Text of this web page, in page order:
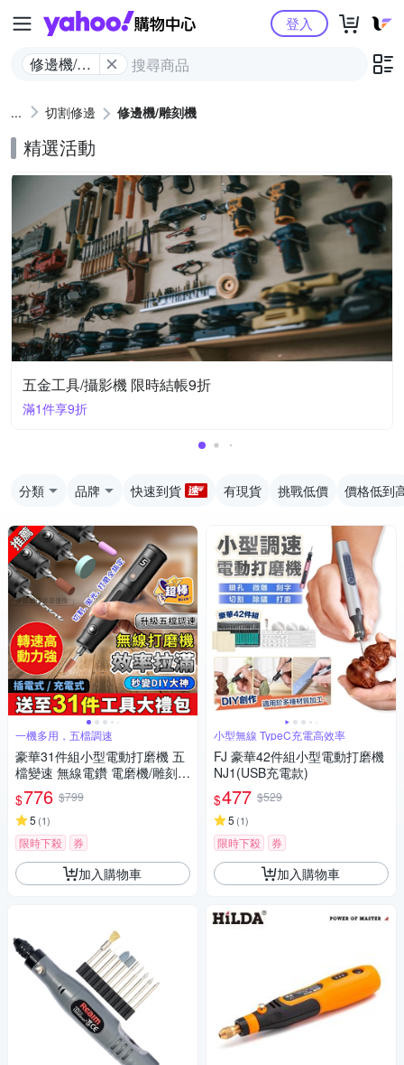
Yahoo購物中心
修邊機/雕
登入
切割修邊 修邊機/雕刻機
精選活動
五金工具/攝影機 限時結帳9折
滿1件享9折
分類 品牌 快速到貨 有現貨 挑戰低價 價格低到
一機多用，五檔調速
豪華31件組小型電動打磨機 五
檔變速 無線電鑽 電磨機/雕刻
機/雕刻筆/迷你電鑽
$776 $799
5 (1)
限時下殺 券
加入購物車
小型無線 TypeC充電高效率
FJ 豪華42件組小型電動打磨機
NJ1(USB充電款)
$477 $529
5 (1)
限時下殺 券
加入購物車